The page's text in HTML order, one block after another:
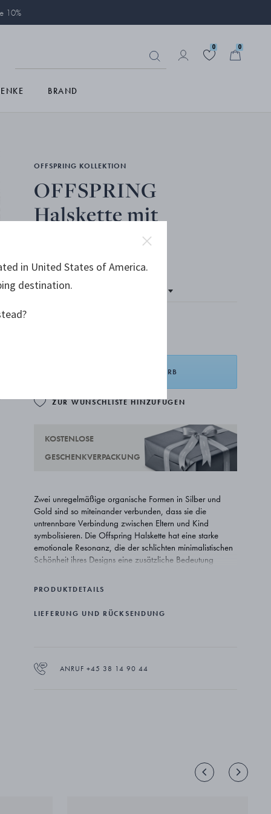
10%
0 0
BRAND
OFFSPRING KOLLEKTION
OFFSPRING
Halskette mit
IN DEN WARENKORB
ZUR WUNSCHLISTE HINZUFÜGEN
KOSTENLOSE
GESCHENKVERPACKUNG
Zwei unregelmäßige organische Formen in Silber und
Gold sind so miteinander verbunden, dass sie die
untrennbare Verbindung zwischen Eltern und Kind
symbolisieren. Die Offspring Halskette hat eine starke
emotionale Resonanz, die der schlichten minimalistischen
Schönheit ihres Designs eine zusätzliche Bedeutung
Georg Jensen entworfen und ist ein meisterhaftes Beispiel
Der äußere Ring des Anhängers ist aus Sterlingsilber
PRODUKTDETAILS
LIEFERUNG UND RÜCKSENDUNG
ANRUF +45 38 14 90 44
in United States of America.
destination.